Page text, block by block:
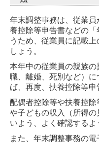
お問合せ
年末調整事務は、従業
養控除等申告書などの
うため、従業員に記載
しょう。
本年中の従業員の親族
職、離婚、死別など）
ば、再度、扶養控除等申
配偶者控除等や扶養控
や子どもの収入（所得
いよう、よく確認するよ
また、年末調整事務の